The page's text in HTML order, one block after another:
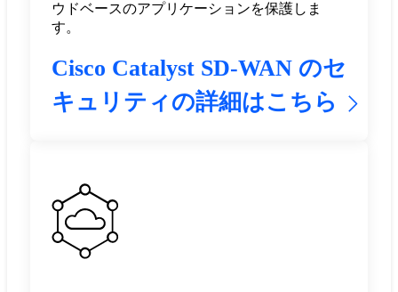
ウドベースのアプリケーションを保護しま
す。
Cisco Catalyst SD-WAN のセ
キュリティの詳細はこちら